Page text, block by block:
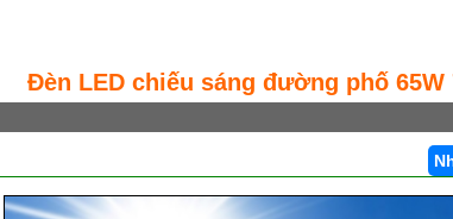
Đèn LED chiếu sáng đường phố 65W